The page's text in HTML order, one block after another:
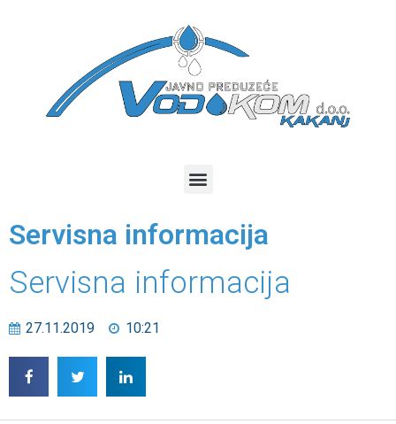
Servisna informacija
Servisna informacija
27.11.2019 10:21